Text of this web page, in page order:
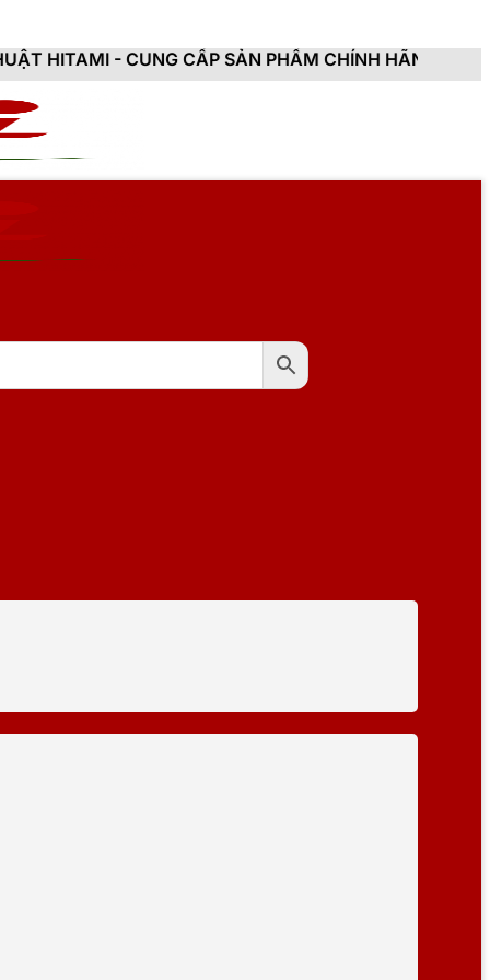
CẤP SẢN PHẨM CHÍNH HÃNG, MỚI 100%, ĐẦY ĐỦ